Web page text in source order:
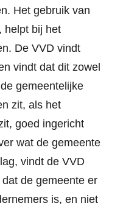
Het gebruik van
helpt bij het
De VVD vindt
vindt dat dit zowel
gemeentelijke
zit, als het
goed ingericht
wat de gemeente
vindt de VVD
de gemeente er
is, en niet